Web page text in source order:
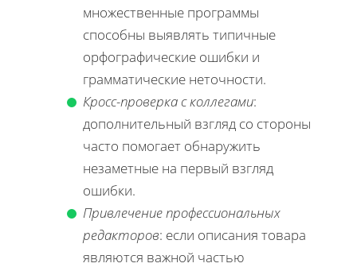
множественные программы
способны выявлять типичные
орфографические ошибки и
грамматические неточности.
Кросс-проверка с коллегами:
дополнительный взгляд со стороны
часто помогает обнаружить
незаметные на первый взгляд
ошибки.
Привлечение профессиональных
редакторов: если описания товара
являются важной частью